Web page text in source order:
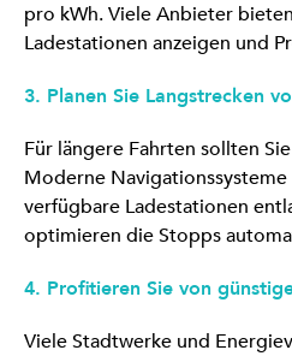
pro kWh. Viele Anbieter
Ladestationen anzeigen und
3. Planen Sie Langstrecken
Für längere Fahrten sollten
Moderne
verfügbare Ladestationen
optimieren die Stopps
4. Profitieren Sie von
Viele Stadtwerke und